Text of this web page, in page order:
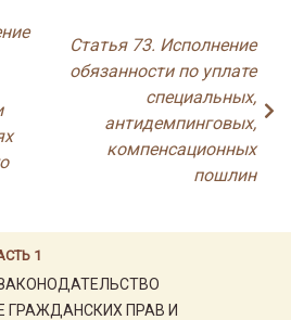
1
ГРАЖДАНСКИХ ПРАВ И
Статья 73. Исполнение
обязанности по уплате
специальных,
антидемпинговых,
компенсационных
пошлин